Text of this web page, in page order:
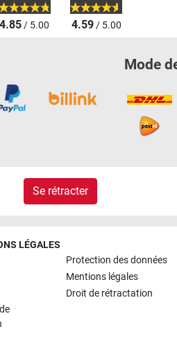
4.85/ 5.00 4.59/ 5.00
Mode
Se rétracter
LÉGALES
Protection des données
Mentions légales
Droit de rétractation